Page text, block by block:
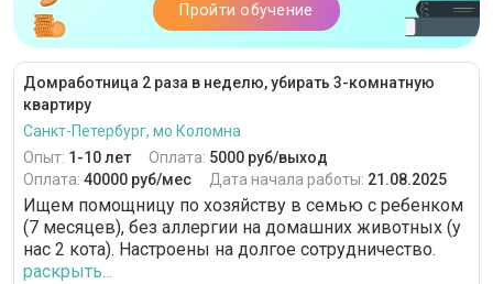
Пройти обучение
Домработница 2 раза в неделю, убирать 3-комнатную
квартиру
Санкт-Петербург, мо Коломна
Опыт: 1-10 лет Оплата: 5000 руб/выход
Оплата: 40000 руб/мес Дата начала работы: 21.08.2025
Ищем помощницу по хозяйству в семью с ребенком
(7 месяцев), без аллергии на домашних животных (у
нас 2 кота). Настроены на долгое сотрудничество.
раскрыть...